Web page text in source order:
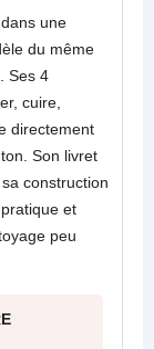
une
du même
Ses 4
cuire,
directement
Son livret
construction
et
peu